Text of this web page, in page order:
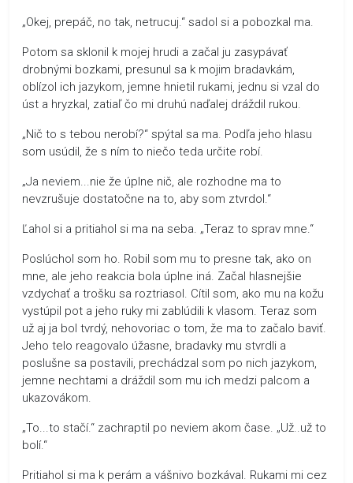
„Okej, prepáč, no tak, netrucuj.“ sadol si a pobozkal ma.
Potom sa sklonil k mojej hrudi a začal ju zasypávať
drobnými bozkami, presunul sa k mojim bradavkám,
oblízol ich jazykom, jemne hnietil rukami, jednu si vzal do
úst a hryzkal, zatiaľ čo mi druhú naďalej dráždil rukou.
„Nič to s tebou nerobí?“ spýtal sa ma. Podľa jeho hlasu
som usúdil, že s ním to niečo teda určite robí.
„Ja neviem...nie že úplne nič, ale rozhodne ma to
nevzrušuje dostatočne na to, aby som ztvrdol.“
Ľahol si a pritiahol si ma na seba. „Teraz to sprav mne.“
Poslúchol som ho. Robil som mu to presne tak, ako on
mne, ale jeho reakcia bola úplne iná. Začal hlasnejšie
vzdychať a trošku sa roztriasol. Cítil som, ako mu na kožu
vystúpil pot a jeho ruky mi zablúdili k vlasom. Teraz som
už aj ja bol tvrdý, nehovoriac o tom, že ma to začalo baviť.
Jeho telo reagovalo úžasne, bradavky mu stvrdli a
poslušne sa postavili, prechádzal som po nich jazykom,
jemne nechtami a dráždil som mu ich medzi palcom a
ukazovákom.
„To...to stačí.“ zachraptil po neviem akom čase. „Už..už to
bolí.“
Pritiahol si ma k perám a vášnivo bozkával. Rukami mi cez